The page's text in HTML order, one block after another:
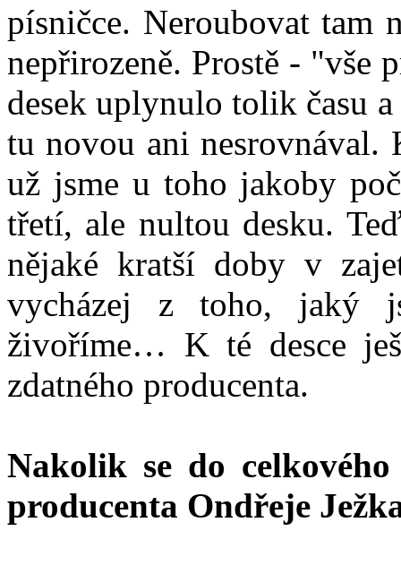
písničce. Neroubovat tam
nepřirozeně. Prostě - "vše
desek uplynulo tolik času
tu novou ani nesrovnával.
už jsme u toho jakoby
třetí, ale nultou desku.
nějaké kratší doby v
vycházej z toho, jaký
živoříme… K té desce
zdatného producenta.
Nakolik se do
producenta Ondřeje